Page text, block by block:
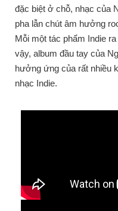
đặc biệt ở chỗ, nhạc của
pha lẫn chút âm hưởng
Mỗi một tác phẩm Indie
vậy, album đầu tay của
hưởng ứng của rất nhiều
nhạc Indie.